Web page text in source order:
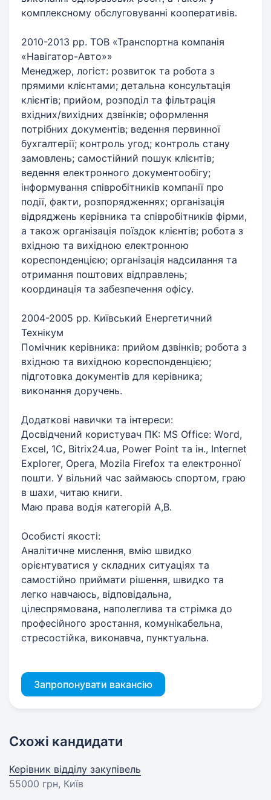
комплексному обслуговуванні кооперативів.
2010-2013 рр. ТОВ «Транспортна компанія
«Навігатор-Авто»»
Менеджер, логіст: розвиток та робота з
прямими клієнтами; детальна консультація
клієнтів; прийом, розподіл та фільтрація
вхідних/вихідних дзвінків; оформлення
потрібних документів; ведення первинної
бухгалтерії; контроль угод; контроль стану
замовлень; самостійний пошук клієнтів;
ведення електронного документообігу;
інформування співробітників компанії про
події, факти, розпорядженнях; організація
відряджень керівника та співробітників фірми,
а також організація поїздок клієнтів; робота з
вхідною та вихідною електронною
кореспонденцією; організація надсилання та
отримання поштових відправлень;
координація та забезпечення офісу.
2004-2005 рр. Київський Енергетичний
Технікум
Помічник керівника: прийом дзвінків; робота з
вхідною та вихідною кореспонденцією;
підготовка документів для керівника;
виконання доручень.
Додаткові навички та інтереси:
Досвідчений користувач ПК: МS Оffiсе: Wогd,
Excel, 1С, Вitrix24.ua, Роwег Роint та ін., Intегnet
Ехрlогег, Орега, Моzila Firefox та електронної
пошти. У вільний час займаюсь спортом, граю
в шахи, читаю книги.
Маю права водія категорій А,В.
Особисті якості:
Аналітичне мислення, вмію швидко
орієнтуватися у складних ситуаціях та
самостійно приймати рішення, швидко та
легко навчаюсь, відповідальна,
цілеспрямована, наполеглива та стрімка до
професійного зростання, комунікабельна,
стресостійка, виконавча, пунктуальна.
Запропонувати вакансію
Схожі кандидати
Керівник відділу закупівель
55000 грн, Київ